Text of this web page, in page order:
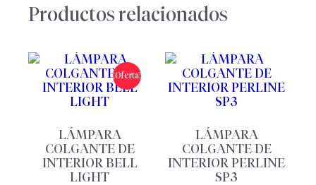
Productos relacionados
¡Oferta!
LÁMPARA
COLGANTE DE
INTERIOR BELL
LIGHT
LÁMPARA
COLGANTE DE
INTERIOR PERLINE
SP3